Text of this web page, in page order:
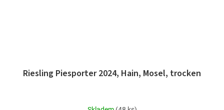
Riesling Piesporter 2024, Hain, Mosel, trocken